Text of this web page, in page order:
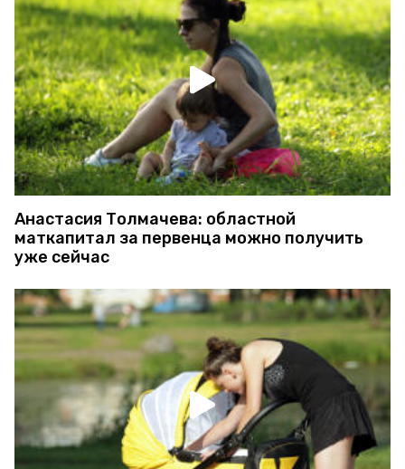
Анастасия Толмачева: областной
маткапитал за первенца можно получить
уже сейчас